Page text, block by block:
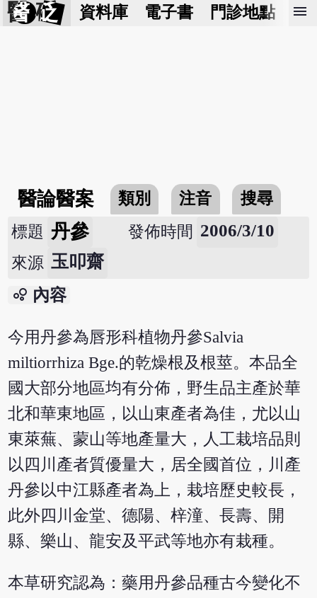
醫 砭 資料庫 電子書 門診地點 預
menu
醫論醫案 類別 注音
搜尋
標題 丹參 發佈時間 2006/3/10
來源 玉叩齋
bubble_chart 內容
今用丹參為唇形科植物丹參Salvia
miltiorrhiza Bge.的乾燥根及根莖。本品全
國大部分地區均有分佈，野生品主產於華
北和華東地區，以山東產者為佳，尤以山
東萊蕪、蒙山等地產量大，人工栽培品則
以四川產者質優量大，居全國首位，川產
丹參以中江縣產者為上，栽培歷史較長，
此外四川金堂、德陽、梓潼、長壽、開
縣、樂山、龍安及平武等地亦有栽種。
本草研究認為：藥用丹參品種古今變化不